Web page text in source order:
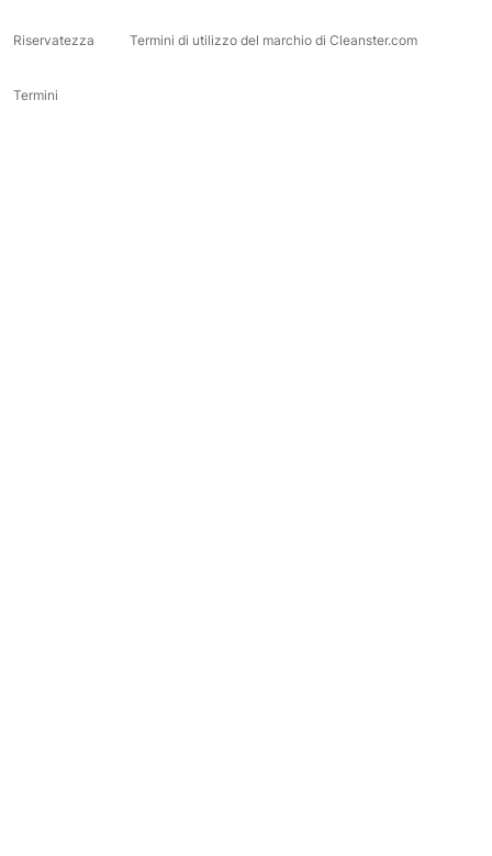
Riservatezza Termini di utilizzo del marchio di Cleanster.com
Termini